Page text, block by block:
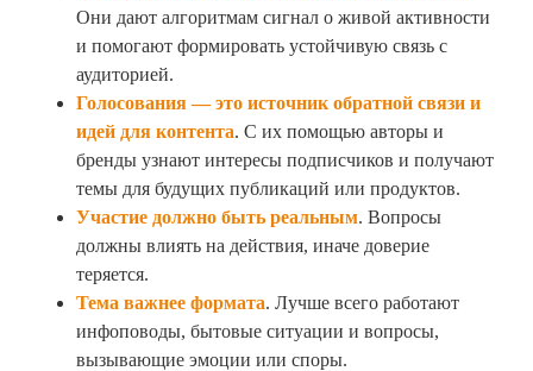
Они дают алгоритмам сигнал о живой активности
и помогают формировать устойчивую связь с
аудиторией.
Голосования — это источник обратной связи и
идей для контента. С их помощью авторы и
бренды узнают интересы подписчиков и получают
темы для будущих публикаций или продуктов.
Участие должно быть реальным. Вопросы
должны влиять на действия, иначе доверие
теряется.
Тема важнее формата. Лучше всего работают
инфоповоды, бытовые ситуации и вопросы,
вызывающие эмоции или споры.